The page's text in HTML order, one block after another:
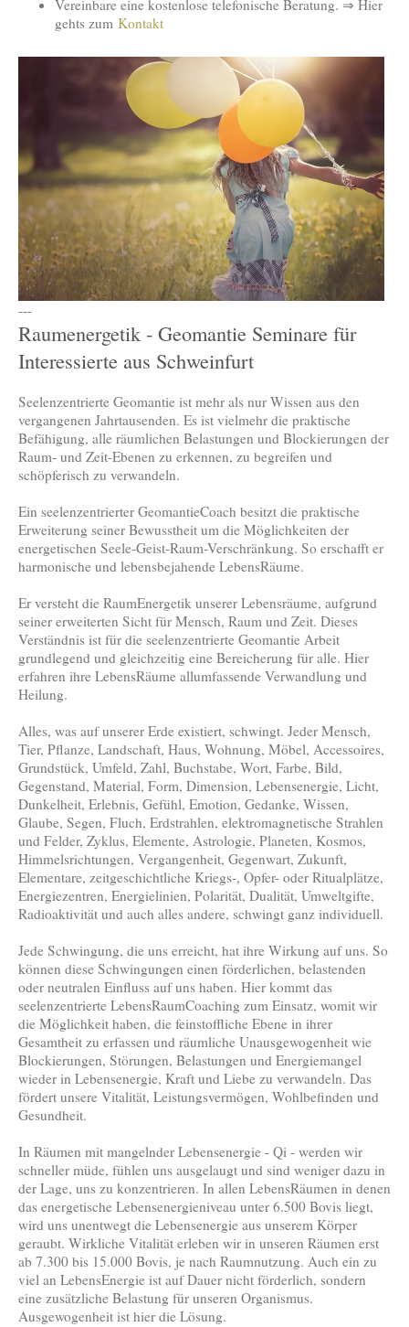
Vereinbare eine kostenlose telefonische Beratung. ⇒ Hier
gehts zum Kontakt
---
Raumenergetik - Geomantie Seminare für
Interessierte aus Schweinfurt
Seelenzentrierte Geomantie ist mehr als nur Wissen aus den
vergangenen Jahrtausenden. Es ist vielmehr die praktische
Befähigung, alle räumlichen Belastungen und Blockierungen der
Raum- und Zeit-Ebenen zu erkennen, zu begreifen und
schöpferisch zu verwandeln.
Ein seelenzentrierter GeomantieCoach besitzt die praktische
Erweiterung seiner Bewusstheit um die Möglichkeiten der
energetischen Seele-Geist-Raum-Verschränkung. So erschafft er
harmonische und lebensbejahende LebensRäume.
Er versteht die RaumEnergetik unserer Lebensräume, aufgrund
seiner erweiterten Sicht für Mensch, Raum und Zeit. Dieses
Verständnis ist für die seelenzentrierte Geomantie Arbeit
grundlegend und gleichzeitig eine Bereicherung für alle. Hier
erfahren ihre LebensRäume allumfassende Verwandlung und
Heilung.
Alles, was auf unserer Erde existiert, schwingt. Jeder Mensch,
Tier, Pflanze, Landschaft, Haus, Wohnung, Möbel, Accessoires,
Grundstück, Umfeld, Zahl, Buchstabe, Wort, Farbe, Bild,
Gegenstand, Material, Form, Dimension, Lebensenergie, Licht,
Dunkelheit, Erlebnis, Gefühl, Emotion, Gedanke, Wissen,
Glaube, Segen, Fluch, Erdstrahlen, elektromagnetische Strahlen
und Felder, Zyklus, Elemente, Astrologie, Planeten, Kosmos,
Himmelsrichtungen, Vergangenheit, Gegenwart, Zukunft,
Elementare, zeitgeschichtliche Kriegs-, Opfer- oder Ritualplätze,
Energiezentren, Energielinien, Polarität, Dualität, Umweltgifte,
Radioaktivität und auch alles andere, schwingt ganz individuell.
Jede Schwingung, die uns erreicht, hat ihre Wirkung auf uns. So
können diese Schwingungen einen förderlichen, belastenden
oder neutralen Einfluss auf uns haben. Hier kommt das
seelenzentrierte LebensRaumCoaching zum Einsatz, womit wir
die Möglichkeit haben, die feinstoffliche Ebene in ihrer
Gesamtheit zu erfassen und räumliche Unausgewogenheit wie
Blockierungen, Störungen, Belastungen und Energiemangel
wieder in Lebensenergie, Kraft und Liebe zu verwandeln. Das
fördert unsere Vitalität, Leistungsvermögen, Wohlbefinden und
Gesundheit.
In Räumen mit mangelnder Lebensenergie - Qi - werden wir
schneller müde, fühlen uns ausgelaugt und sind weniger dazu in
der Lage, uns zu konzentrieren. In allen LebensRäumen in denen
das energetische Lebensenergieniveau unter 6.500 Bovis liegt,
wird uns unentwegt die Lebensenergie aus unserem Körper
geraubt. Wirkliche Vitalität erleben wir in unseren Räumen erst
ab 7.300 bis 15.000 Bovis, je nach Raumnutzung. Auch ein zu
viel an LebensEnergie ist auf Dauer nicht förderlich, sondern
eine zusätzliche Belastung für unseren Organismus.
Ausgewogenheit ist hier die Lösung.